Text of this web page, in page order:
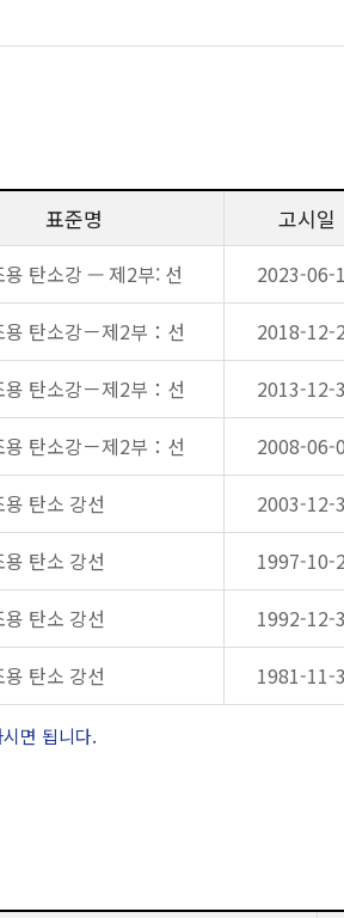
표준명 고시일
용 탄소강 — 제2부: 선 2023-06-
용 탄소강－제2부：선 2018-12-
용 탄소강－제2부：선 2013-12-
용 탄소강－제2부：선 2008-06-
탄소 강선 2003-12-
탄소 강선 1997-10-
탄소 강선 1992-12-
탄소 강선 1981-11-
면 됩니다.